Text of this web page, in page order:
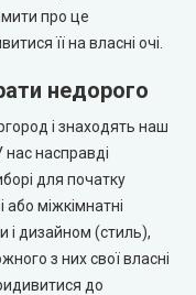
про це
її на власні очі.
недорого
і знаходять наш
насправді
для початку
або міжкімнатні
і дизайном (стиль),
з них свої власні
до